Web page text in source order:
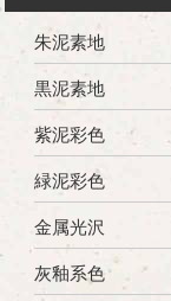
朱泥素地
黒泥素地
紫泥彩色
緑泥彩色
金属光沢
灰釉系色